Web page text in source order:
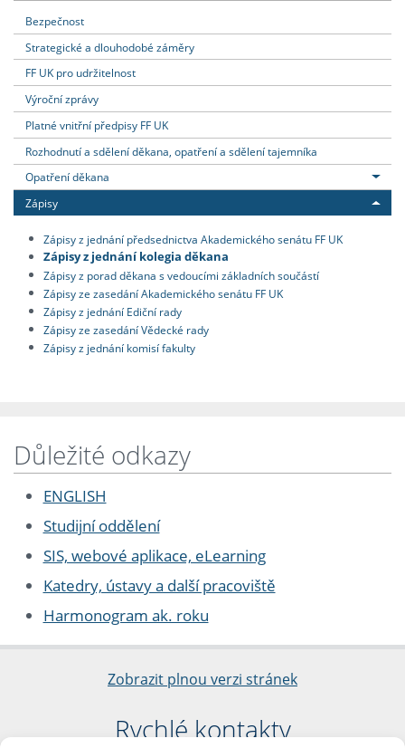
Bezpečnost
Strategické a dlouhodobé záměry
FF UK pro udržitelnost
Výroční zprávy
Platné vnitřní předpisy FF UK
Rozhodnutí a sdělení děkana, opatření a sdělení tajemníka
Opatření děkana
Zápisy
Zápisy z jednání předsednictva Akademického senátu FF UK
Zápisy z jednání kolegia děkana
Zápisy z porad děkana s vedoucími základních součástí
Zápisy ze zasedání Akademického senátu FF UK
Zápisy z jednání Ediční rady
Zápisy ze zasedání Vědecké rady
Zápisy z jednání komisí fakulty
Důležité odkazy
ENGLISH
Studijní oddělení
SIS, webové aplikace, eLearning
Katedry, ústavy a další pracoviště
Harmonogram ak. roku
Zobrazit plnou verzi stránek
Rychlé kontakty